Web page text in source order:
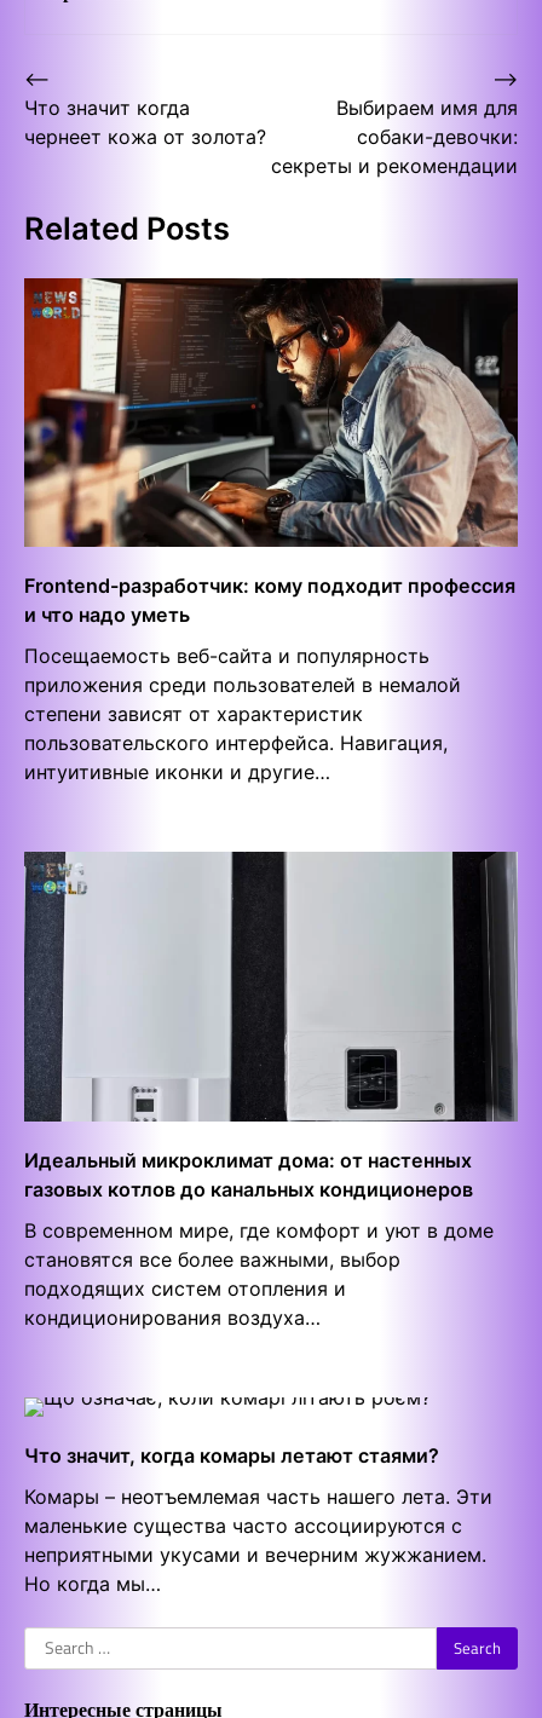
Post
navigation
⟵
Что значит когда
чернеет кожа от золота?
Выбираем имя для
собаки-девочки:
секреты и рекомендации
⟶
Related Posts
Frontend-разработчик: кому подходит профессия
и что надо уметь
Посещаемость веб-сайта и популярность
приложения среди пользователей в немалой
степени зависят от характеристик
пользовательского интерфейса. Навигация,
интуитивные иконки и другие…
Идеальный микроклимат дома: от настенных
газовых котлов до канальных кондиционеров
В современном мире, где комфорт и уют в доме
становятся все более важными, выбор
подходящих систем отопления и
кондиционирования воздуха…
Что значит, когда комары летают стаями?
Комары – неотъемлемая часть нашего лета. Эти
маленькие существа часто ассоциируются с
неприятными укусами и вечерним жужжанием.
Но когда мы…
Search
for:
Интересные страницы